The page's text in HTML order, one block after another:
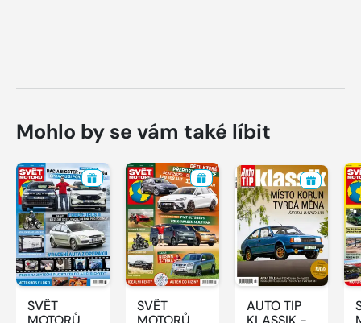
Mohlo by se vám také líbit
SVĚT
SVĚT
AUTO TIP